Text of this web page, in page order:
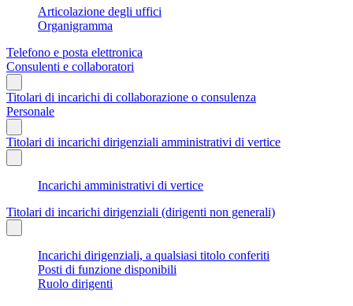
Articolazione degli uffici
Organigramma
Telefono e posta elettronica
Consulenti e collaboratori
Titolari di incarichi di collaborazione o consulenza
Personale
Titolari di incarichi dirigenziali amministrativi di vertice
Incarichi amministrativi di vertice
Titolari di incarichi dirigenziali (dirigenti non generali)
Incarichi dirigenziali, a qualsiasi titolo conferiti
Posti di funzione disponibili
Ruolo dirigenti